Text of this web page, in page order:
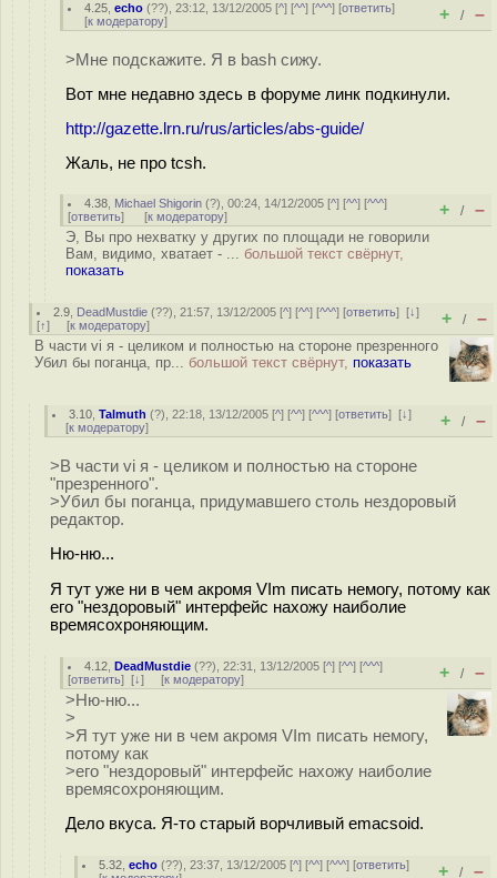
4.25 ,echo (??), 23:12, 13/12/2005 [^] [^^] [^^^] [ответить]
[к модератору] + / –
>Мне подскажите. Я в bash сижу.
Вот мне недавно здесь в форуме линк подкинули.
http://gazette.lrn.ru/rus/articles/abs-guide/
Жаль, не про tcsh.
4.38 Michael Shigorin (?), 00:24, 14/12/2005 [^] [^^] [^^^]
[ответить] [к модератору] + / –
Э, Вы про нехватку у других по площади не говорили
Вам, видимо, хватает - ... большой текст свёрнут,
показать
2.9 DeadMustdie (??), 21:57, 13/12/2005 [^] [^^] [^^^] [ответить][↓]
[↑] [к модератору] + / –
В части vi я - целиком и полностью на стороне презренного
Убил бы поганца, пр... большой текст свёрнут, показать
3.10 ,Talmuth (?), 22:18, 13/12/2005 [^] [^^] [^^^] [ответить][↓]
[к модератору] + / –
>В части vi я - целиком и полностью на стороне
"презренного".
>Убил бы поганца, придумавшего столь нездоровый
редактор.
Ню-ню...
Я тут уже ни в чем акромя VIm писать немогу, потому как
его "нездоровый" интерфейс нахожу наиболие
времясохроняющим.
4.12 ,DeadMustdie (??), 22:31, 13/12/2005 [^] [^^] [^^^]
[ответить] [↓] [к модератору] + / –
>Ню-ню...
>
>Я тут уже ни в чем акромя VIm писать немогу,
потому как
>его "нездоровый" интерфейс нахожу наиболие
времясохроняющим.
Дело вкуса. Я-то старый ворчливый emacsoid.
5.32 ,echo (??), 23:37, 13/12/2005 [^] [^^] [^^^] [ответить]
+ / –